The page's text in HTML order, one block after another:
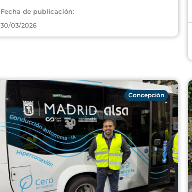
Fecha de publicación:
30/03/2026
Concepción